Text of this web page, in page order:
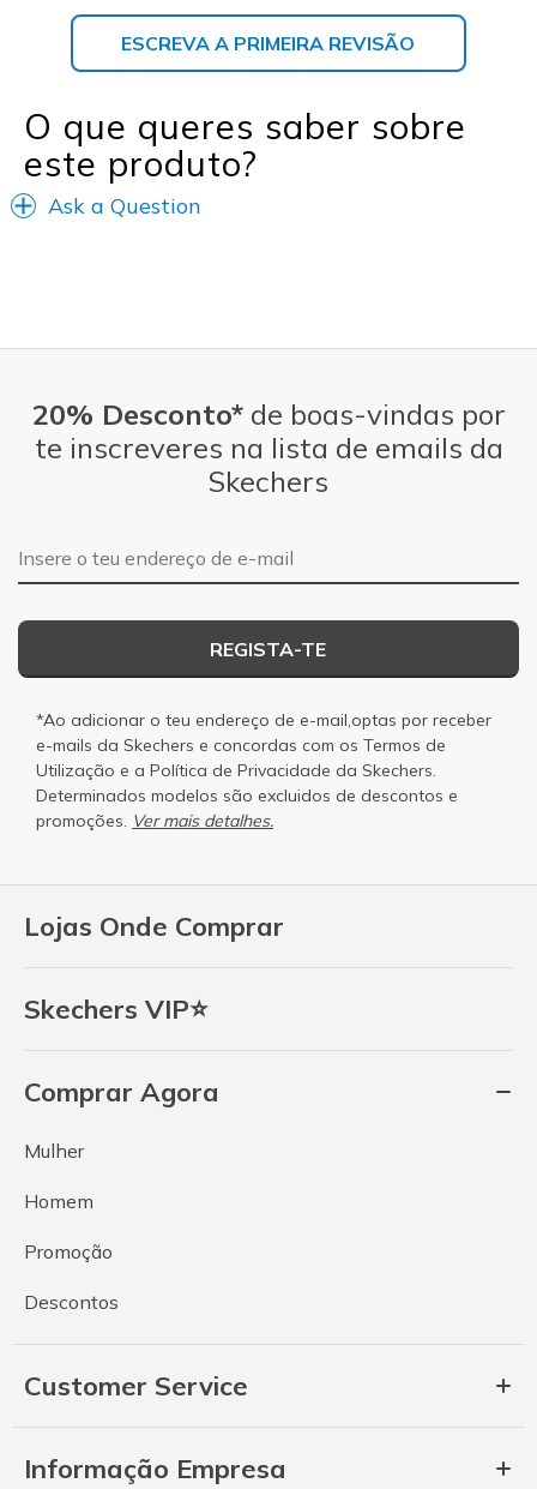
ESCREVA A PRIMEIRA REVISÃO
O que queres saber sobre
este produto?
Ask a Question
Lojas Onde Comprar
Skechers VIP⭐
Comprar Agora
Mulher
Homem
Promoção
Descontos
Customer Service
Informação Empresa
20% Desconto*de boas-vindas por
te inscreveres na lista de emails da
Skechers
Endereço de e-mail
REGISTA-TE
*Ao adicionar o teu endereço de e-mail,optas por receber
e-mails da Skechers e concordas com os Termos de
Utilização e a Política de Privacidade da Skechers.
Determinados modelos são excluidos de descontos e
promoções. Ver mais detalhes.